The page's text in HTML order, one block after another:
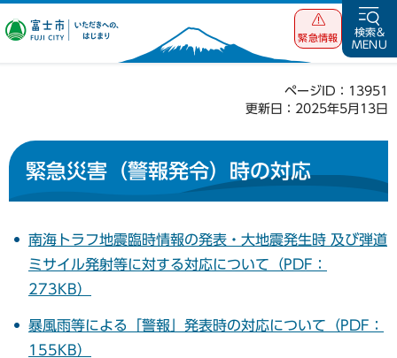
富士市 いただ
緊急情報
検索&
MENU
ページID：13951
更新日：2025年5月13日
緊急災害（警報発令）時の対応
南海トラフ地震臨時情報の発表・大地震発生時 及び弾道
ミサイル発射等に対する対応について（PDF：
273KB）
暴風雨等による「警報」発表時の対応について（PDF：
155KB）